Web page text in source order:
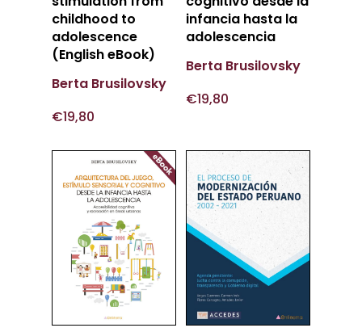
childhood to
adolescence
(English eBook)
Berta Brusilovsky
€19,80
infancia hasta la
adolescencia
Berta Brusilovsky
€19,80